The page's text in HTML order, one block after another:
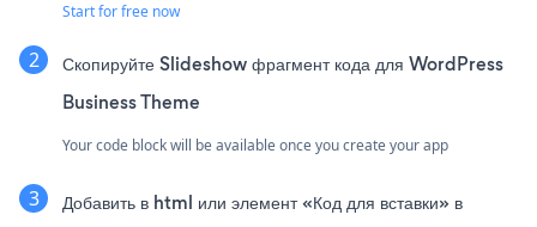
Start for free now
Скопируйте Slideshow фрагмент кода для WordPress
Business Theme
Your code block will be available once you create your app
Добавить в html или элемент «Код для вставки» в